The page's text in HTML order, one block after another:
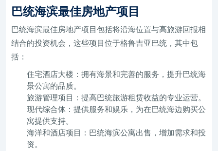
巴统海滨最佳房地产项目
巴统海滨最佳房地产项目包括将沿海位置与高旅游回报相
结合的投资机会，这些项目位于格鲁吉亚巴统，其中包
括：
住宅酒店大楼：拥有海景和完善的服务，提升巴统海
景公寓的品质。
旅游管理项目：提高巴统旅游租赁收益的专业运营。
现代综合体：提供服务和娱乐，为在巴统海边购买公
寓提供支持。
海洋和酒店项目：巴统海滨公寓出售，增加需求和投
资。